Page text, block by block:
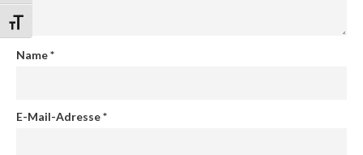
Schrift vergrößern
Name*
E-Mail-Adresse*